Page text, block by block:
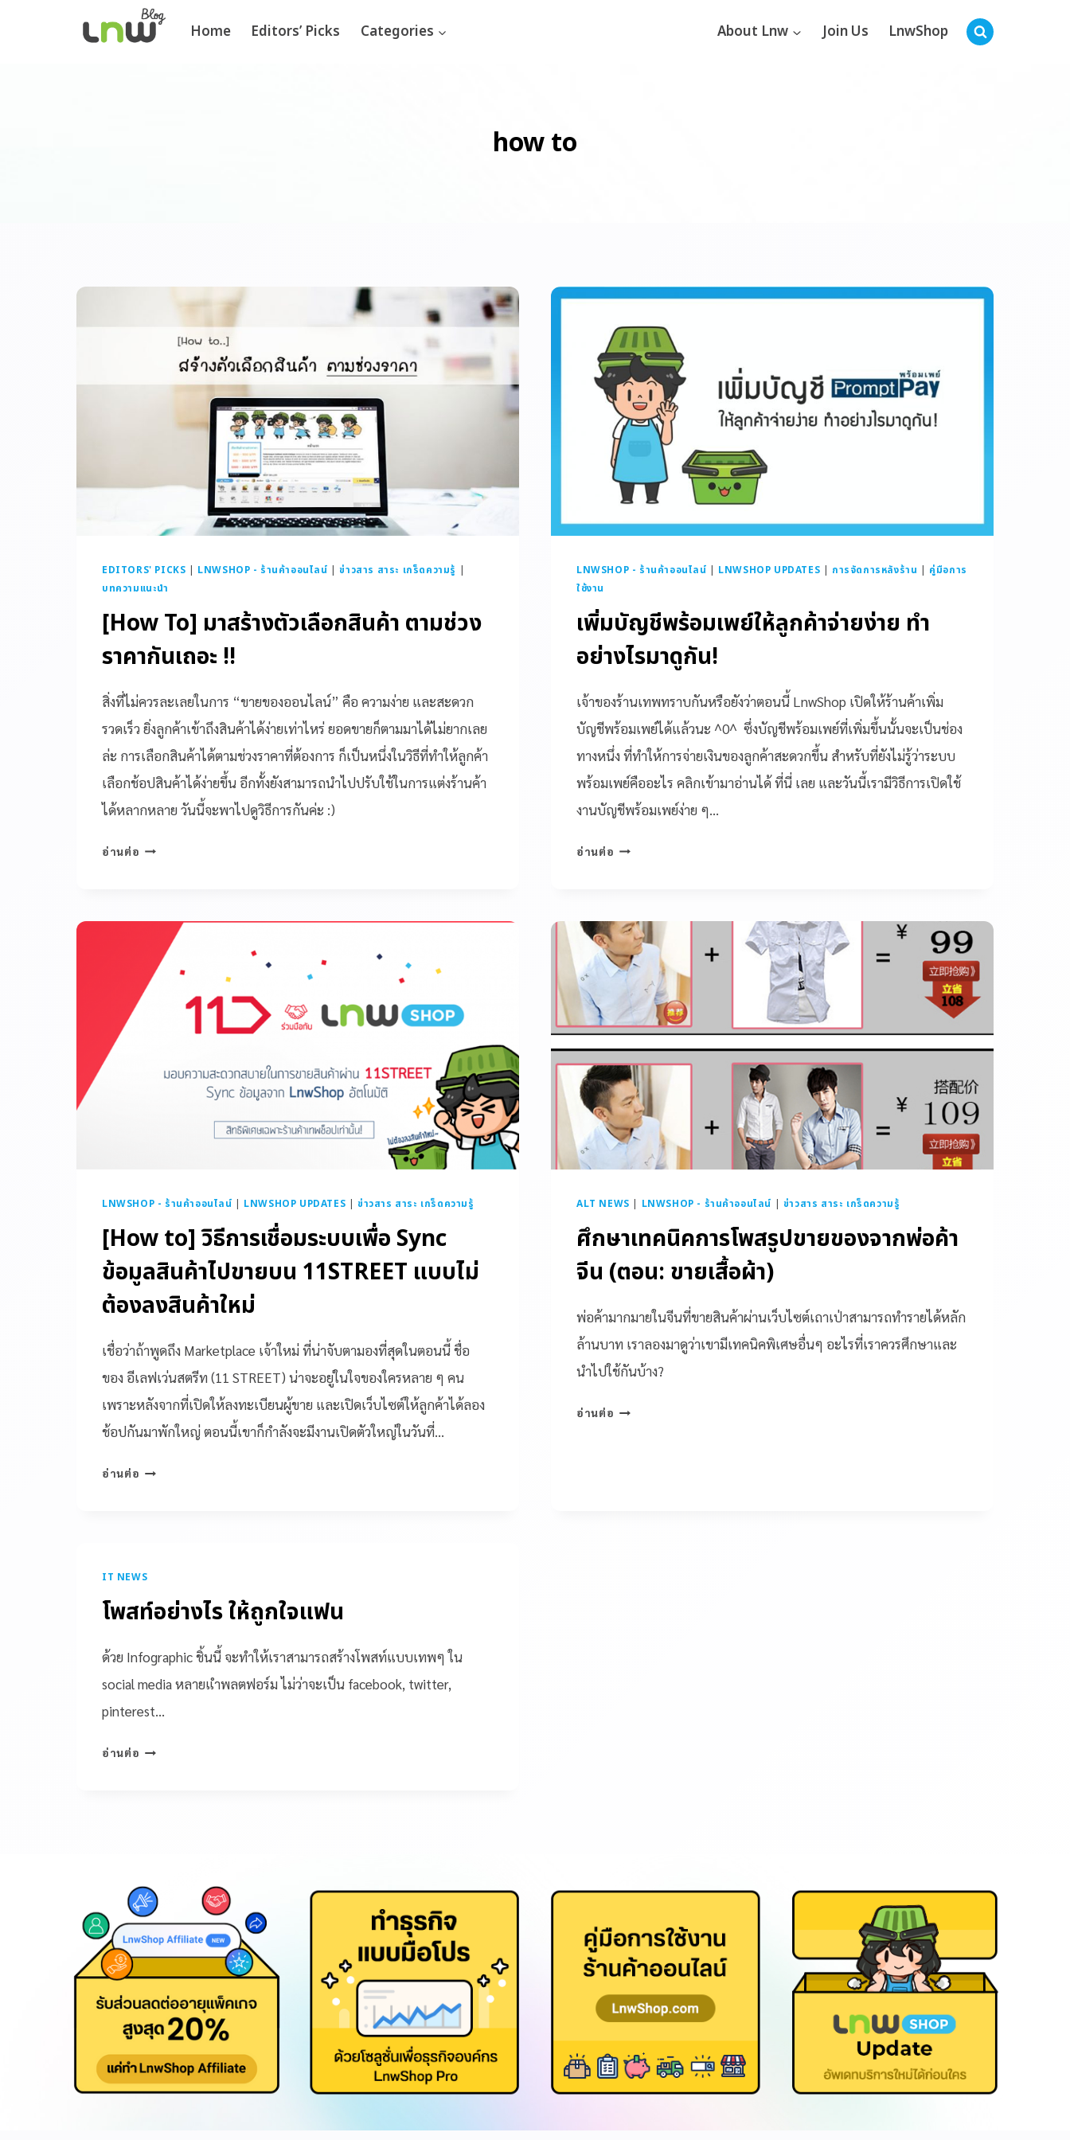
Home Editors’ Picks Categories About Lnw Join Us LnwShop
how to
EDITORS' PICKS | LNWSHOP - ร้านค้าออนไลน์ |ข่าวสาร สาระ เกร็ดความรู้ |
บทความแนะนำ
[How To] มาสร้างตัวเลือกสินค้า ตามช่วง
ราคากันเถอะ !!
สิ่งที่ไม่ควรละเลยในการ “ขายของออนไลน์” คือ ความง่าย และสะดวก
รวดเร็ว ยิ่งลูกค้าเข้าถึงสินค้าได้ง่ายเท่าไหร่ ยอดขายก็ตามมาได้ไม่ยากเลย
ล่ะ การเลือกสินค้าได้ตามช่วงราคาที่ต้องการ ก็เป็นหนึ่งในวิธีที่ทำให้ลูกค้า
เลือกช้อปสินค้าได้ง่ายขึ้น อีกทั้งยังสามารถนำไปปรับใช้ในการแต่งร้านค้า
ได้หลากหลาย วันนี้จะพาไปดูวิธีการกันค่ะ :)
อ่านต่อ
LNWSHOP - ร้านค้าออนไลน์ | LNWSHOP UPDATES | การจัดการหลังร้าน | คู่มือการ
ใช้งาน
เพิ่มบัญชีพร้อมเพย์ให้ลูกค้าจ่ายง่าย ทำ
อย่างไรมาดูกัน!
เจ้าของร้านเทพทราบกันหรือยังว่าตอนนี้ LnwShop เปิดให้ร้านค้าเพิ่ม
บัญชีพร้อมเพย์ได้แล้วนะ ^0^ ซึ่งบัญชีพร้อมเพย์ที่เพิ่มขึ้นนั้นจะเป็นช่อง
ทางหนึ่ง ที่ทำให้การจ่ายเงินของลูกค้าสะดวกขึ้น สำหรับที่ยังไม่รู้ว่าระบบ
พร้อมเพย์คืออะไร คลิกเข้ามาอ่านได้ ที่นี่ เลย และวันนี้เรามีวิธีการเปิดใช้
งานบัญชีพร้อมเพย์ง่าย ๆ…
อ่านต่อ
LNWSHOP - ร้านค้าออนไลน์ LNWSHOP UPDATES |ข่าวสาร สาระ เกร็ดความรู้
[How to] วิธีการเชื่อมระบบเพื่อ Sync
ข้อมูลสินค้าไปขายบน 11STREET แบบไม่
ต้องลงสินค้าใหม่
เชื่อว่าถ้าพูดถึง Marketplace เจ้าใหม่ ที่น่าจับตามองที่สุดในตอนนี้ ชื่อ
ของ อีเลฟเว่นสตรีท (11 STREET) น่าจะอยู่ในใจของใครหลาย ๆ คน
เพราะหลังจากที่เปิดให้ลงทะเบียนผู้ขาย และเปิดเว็บไซต์ให้ลูกค้าได้ลอง
ช้อปกันมาพักใหญ่ ตอนนี้เขาก็กำลังจะมีงานเปิดตัวใหญ่ในวันที่…
อ่านต่อ
ALT NEWS LNWSHOP - ร้านค้าออนไลน์ ข่าวสาร สาระ เกร็ดความรู้
ศึกษาเทคนิคการโพสรูปขายของจากพ่อค้า
จีน (ตอน: ขายเสื้อผ้า)
พ่อค้ามากมายในจีนที่ขายสินค้าผ่านเว็บไซต์เถาเป่าสามารถทำรายได้หลัก
ล้านบาท เราลองมาดูว่าเขามีเทคนิคพิเศษอื่นๆ อะไรที่เราควรศึกษาและ
นำไปใช้กันบ้าง?
อ่านต่อ
IT NEWS
โพสท์อย่างไร ให้ถูกใจแฟน
ด้วย Infographic ชิ้นนี้ จะทำให้เราสามารถสร้างโพสท์แบบเทพๆ ใน
social media หลายแำพลตฟอร์ม ไม่ว่าจะเป็น facebook, twitter,
pinterest…
อ่านต่อ